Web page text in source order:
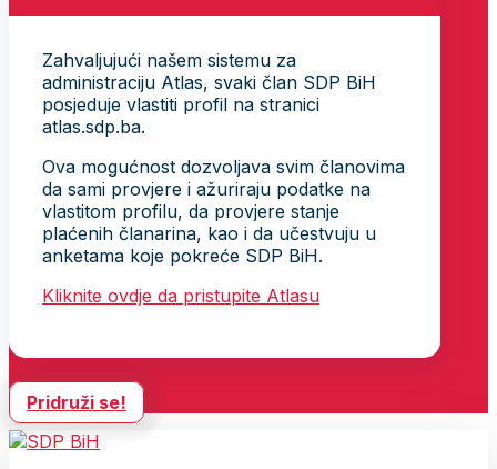
Zahvaljujući našem sistemu za
administraciju Atlas, svaki član SDP BiH
posjeduje vlastiti profil na stranici
atlas.sdp.ba.
Ova mogućnost dozvoljava svim članovima
da sami provjere i ažuriraju podatke na
vlastitom profilu, da provjere stanje
plaćenih članarina, kao i da učestvuju u
anketama koje pokreće SDP BiH.
Kliknite ovdje da pristupite Atlasu
Pridruži se!